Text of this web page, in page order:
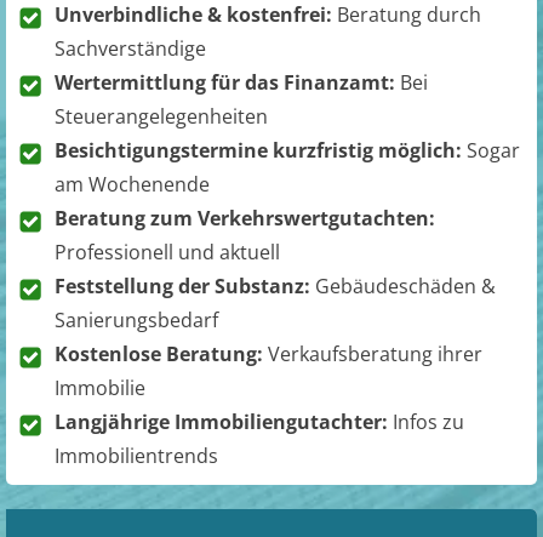
Unverbindliche & kostenfrei: Beratung durch
Sachverständige
Wertermittlung für das Finanzamt: Bei
Steuerangelegenheiten
Besichtigungstermine kurzfristig möglich: Sogar
am Wochenende
Beratung zum Verkehrswertgutachten:
Professionell und aktuell
Feststellung der Substanz: Gebäudeschäden &
Sanierungsbedarf
Kostenlose Beratung: Verkaufsberatung ihrer
Immobilie
Langjährige Immobiliengutachter: Infos zu
Immobilientrends